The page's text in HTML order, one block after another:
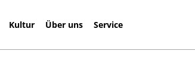
Kultur Über uns Service